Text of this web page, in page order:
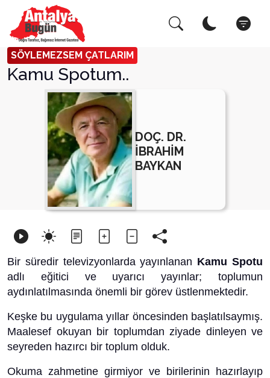
SÖYLEMEZSEM ÇATLARIM
Kamu Spotum..
DOÇ. DR.
İBRAHİM
BAYKAN
Bir süredir televizyonlarda yayınlanan Kamu Spotu
adlı eğitici ve uyarıcı yayınlar; toplumun
aydınlatılmasında önemli bir görev üstlenmektedir.
Keşke bu uygulama yıllar öncesinden başlatılsaymış.
Maalesef okuyan bir toplumdan ziyade dinleyen ve
seyreden hazırcı bir toplum olduk.
Okuma zahmetine girmiyor ve birilerinin hazırlayıp
Arama Yap! Kapat